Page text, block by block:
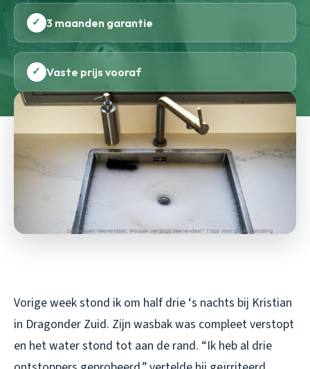
✓ 3 maanden garantie
✓ Vaste prijs vooraf
Vorige week stond ik om half drie ‘s nachts bij Kristian
in Dragonder Zuid. Zijn wasbak was compleet verstopt
en het water stond tot aan de rand. “Ik heb al drie